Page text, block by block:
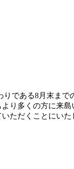
である8月末まで
り多くの方に来
ただくことにい